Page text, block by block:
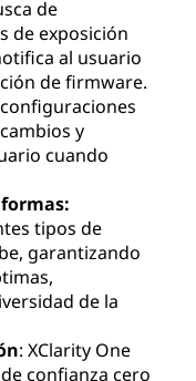
de
de exposición
al usuario
de firmware.
y
cuando
tipos de
garantizando
de la
: XClarity One
confianza cero